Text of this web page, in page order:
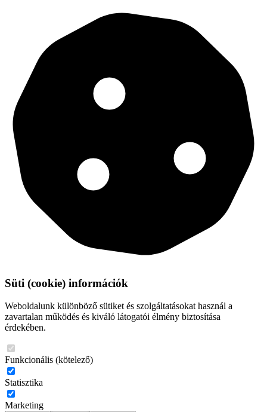
Süti (cookie) információk
Weboldalunk különböző sütiket és szolgáltatásokat használ a
zavartalan működés és kiváló látogatói élmény biztosítása
érdekében.
Funkcionális (kötelező)
Statisztika
Marketing